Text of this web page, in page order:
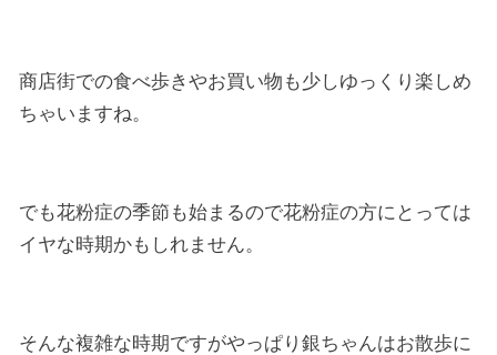
商店街での食べ歩きやお買い物も少しゆっくり楽しめ
ちゃいますね。
でも花粉症の季節も始まるので花粉症の方にとっては
イヤな時期かもしれません。
そんな複雑な時期ですがやっぱり銀ちゃんはお散歩に